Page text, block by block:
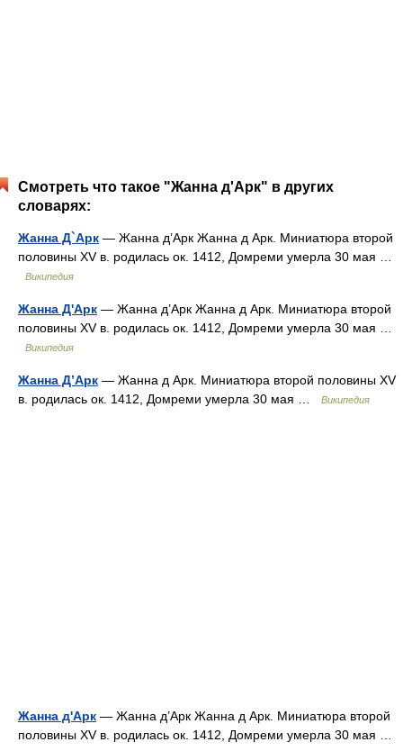
Смотреть что такое "Жанна д'Арк" в других
словарях:
Жанна Д`Арк — Жанна д’Арк Жанна д Арк. Миниатюра второй
половины XV в. родилась ок. 1412, Домреми умерла 30 мая …
Википедия
Жанна Д'Арк — Жанна д’Арк Жанна д Арк. Миниатюра второй
половины XV в. родилась ок. 1412, Домреми умерла 30 мая …
Википедия
Жанна Д’Арк — Жанна д Арк. Миниатюра второй половины XV
в. родилась ок. 1412, Домреми умерла 30 мая …
Википедия
Жанна д'Арк — Жанна д’Арк Жанна д Арк. Миниатюра второй
половины XV в. родилась ок. 1412, Домреми умерла 30 мая …